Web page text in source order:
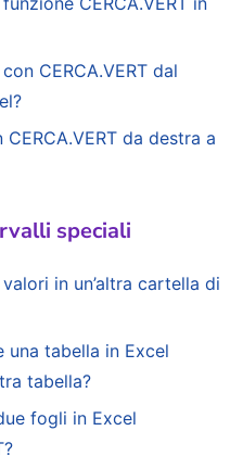
CERCA.VERT dal
da destra a
speciali
in un’altra cartella di
una tabella in Excel
tabella?
fogli in Excel